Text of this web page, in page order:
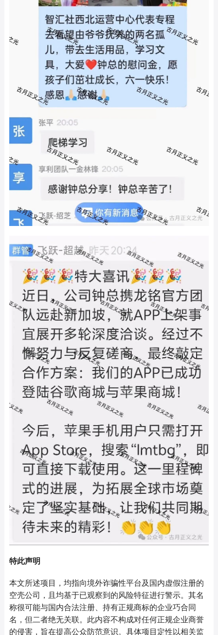
特此声明
本文所述项目，均指向境外诈骗性平台及国内虚假注册的
空壳公司，且均基于已观察到的风险特征进行警示。其名
称很可能与国内合法注册、持有正规商标的企业巧合同
名，但二者绝无关联。此内容不构成对任何正规企业商誉
的侵害，旨在提高公众防范意识。具体项目定性以相关监